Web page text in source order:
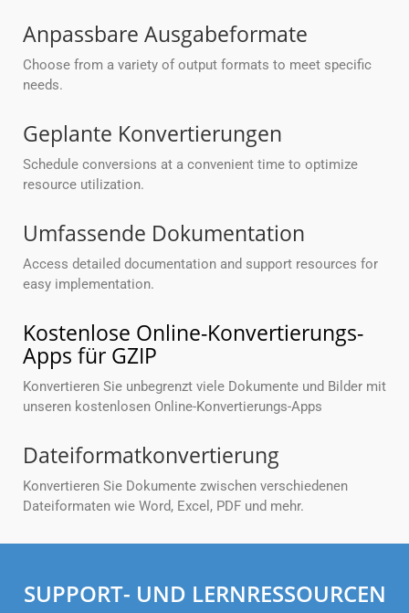
Anpassbare Ausgabeformate
Choose from a variety of output formats to meet specific
needs.
Geplante Konvertierungen
Schedule conversions at a convenient time to optimize
resource utilization.
Umfassende Dokumentation
Access detailed documentation and support resources for
easy implementation.
Kostenlose Online-Konvertierungs-
Apps für GZIP
Konvertieren Sie unbegrenzt viele Dokumente und Bilder mit
unseren kostenlosen Online-Konvertierungs-Apps
Dateiformatkonvertierung
Konvertieren Sie Dokumente zwischen verschiedenen
Dateiformaten wie Word, Excel, PDF und mehr.
SUPPORT- UND LERNRESSOURCEN